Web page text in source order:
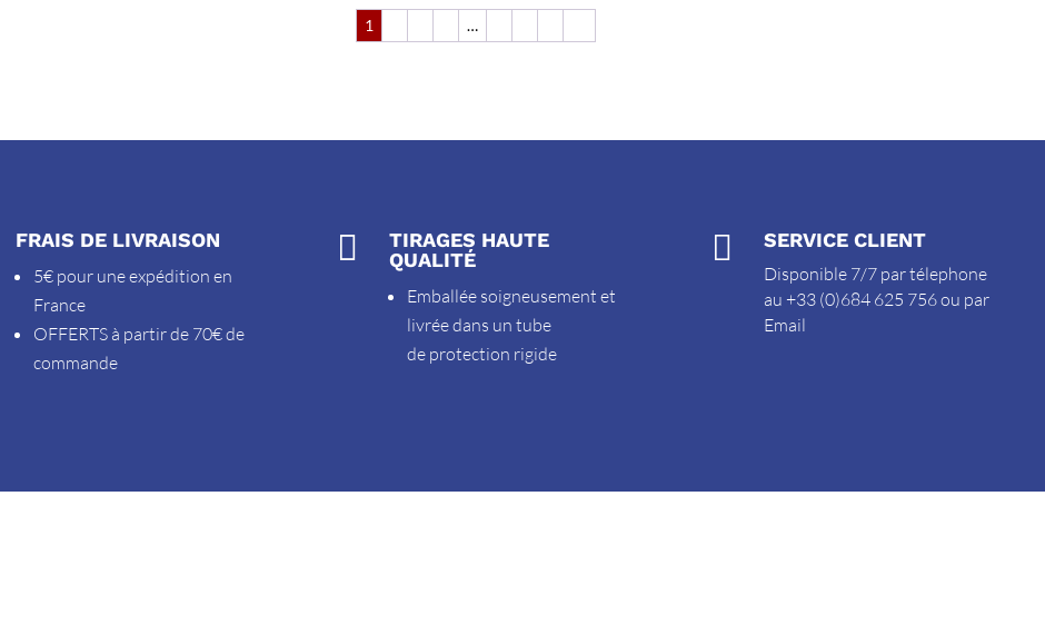
1 …
FRAIS DE LIVRAISON
5€ pour une expédition en
France
OFFERTS à partir de 70€ de
commande

TIRAGES HAUTE
QUALITÉ
Emballée soigneusement et
livrée dans un tube
de protection rigide
 SERVICE CLIENT
Disponible 7/7 par télephone
au +33 (0)684 625 756 ou par
Email